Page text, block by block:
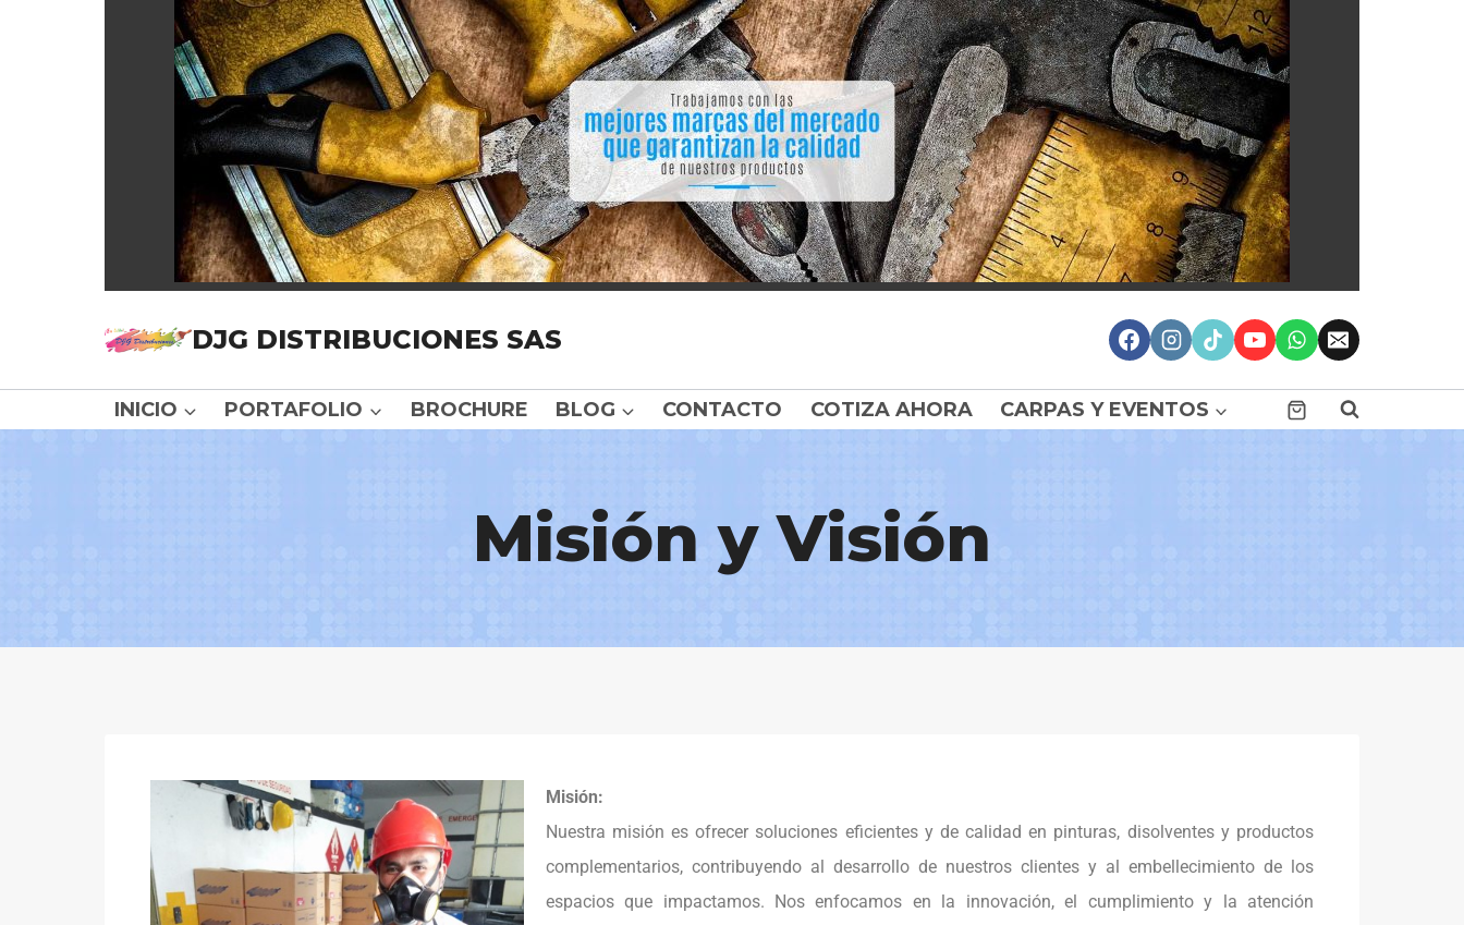
DJG DISTRIBUCIONES SAS
INICIO PORTAFOLIO BROCHURE BLOG CONTACTO COTIZA AHORA CARPAS Y EVENTOS
Misión y Visión
Misión:
Nuestra misión es ofrecer soluciones eficientes y de calidad en pinturas, disolventes y productos
complementarios, contribuyendo al desarrollo de nuestros clientes y al embellecimiento de los
espacios que impactamos. Nos enfocamos en la innovación, el cumplimiento y la atención